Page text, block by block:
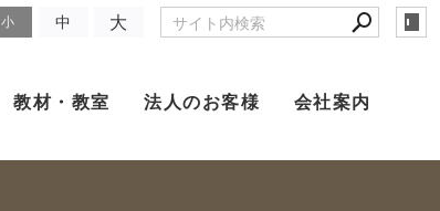
小 中 大
教材・教室 法人のお客様 会社案内